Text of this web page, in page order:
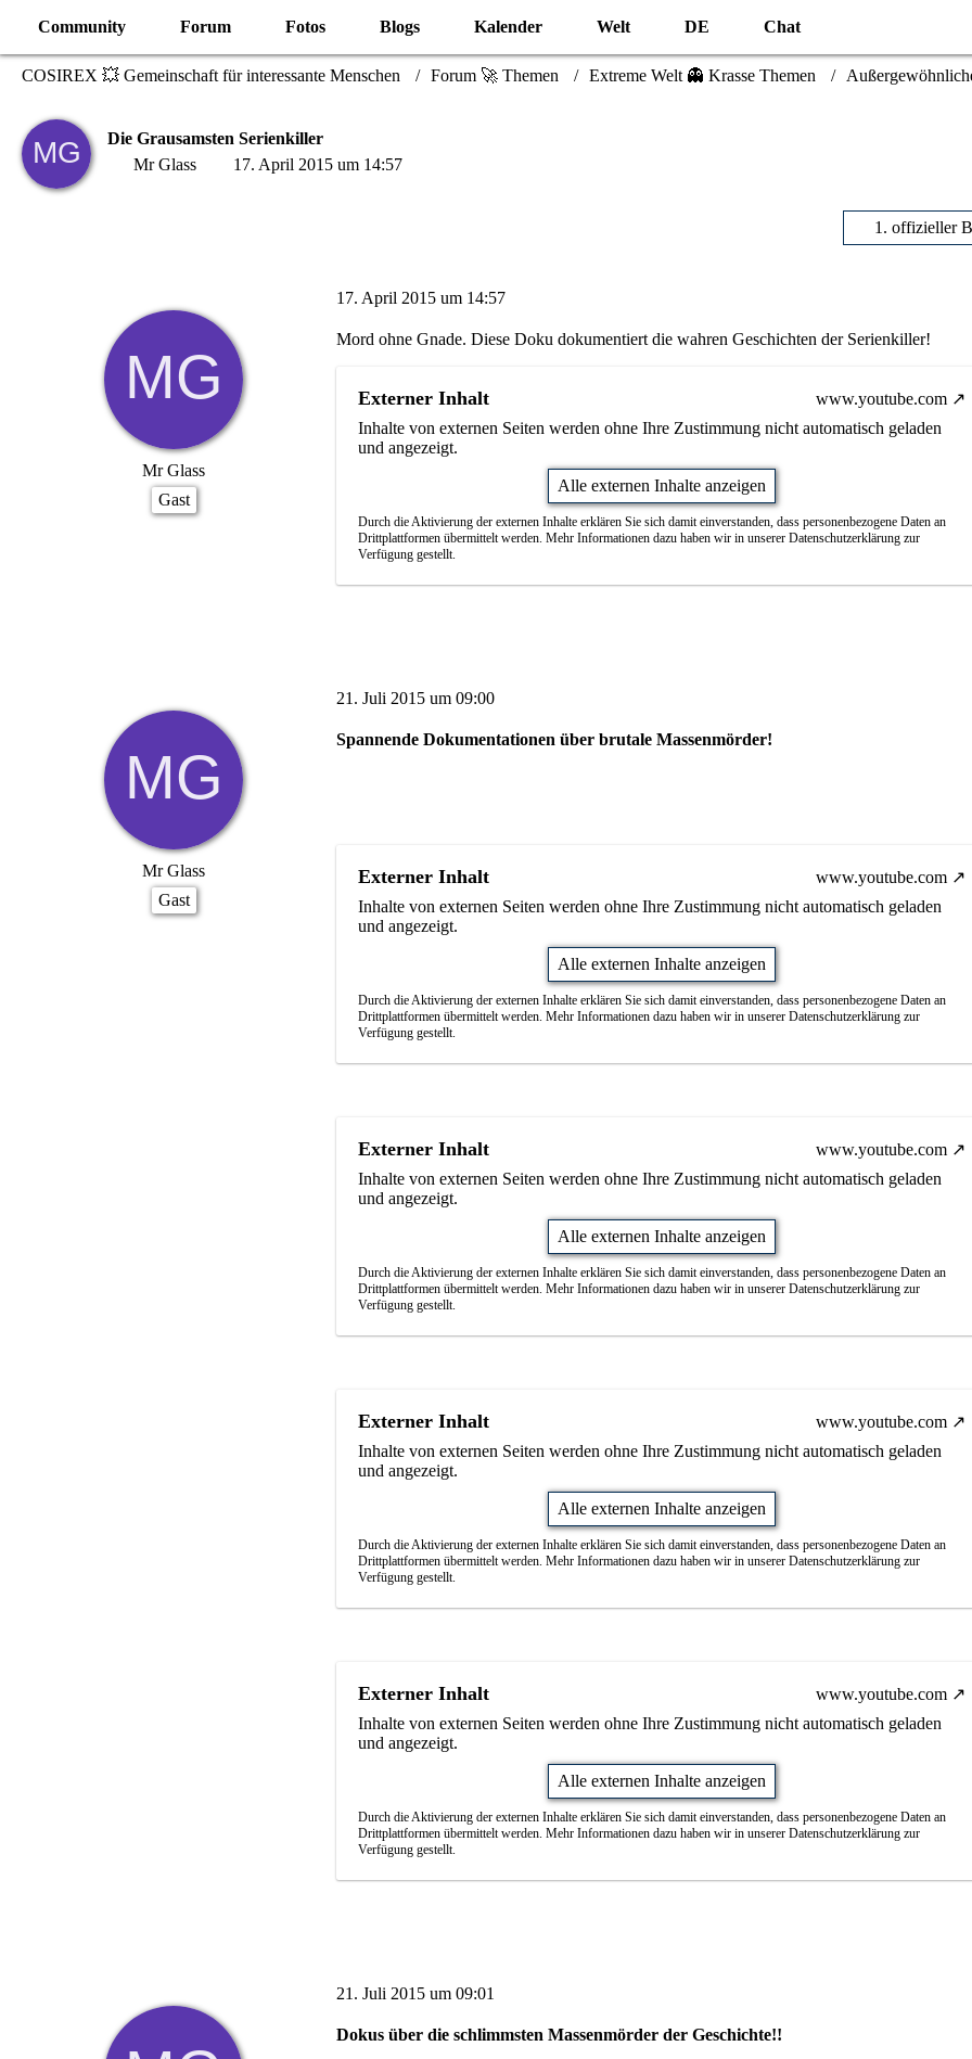
Community Forum Fotos Blogs Kalender Welt DE Chat
COSIREX 💥 Gemeinschaft für interessante Menschen Forum 🚀 Themen Extreme Welt 👻 Krasse Themen
Die Grausamsten Serienkiller
Mr Glass
17. April 2015 um 14:57
1. offizieller
Mr Glass
Gast
17. April 2015 um 14:57
Mord ohne Gnade. Diese Doku dokumentiert die wahren Geschichten der Serienkiller!
Externer Inhalt
www.youtube.com
Inhalte von externen Seiten werden ohne Ihre Zustimmung nicht automatisch geladen
und angezeigt.
Alle externen Inhalte anzeigen
Durch die Aktivierung der externen Inhalte erklären Sie sich damit einverstanden, dass personenbezogene Daten an
Drittplattformen übermittelt werden. Mehr Informationen dazu haben wir in unserer Datenschutzerklärung zur
Verfügung gestellt.
Mr Glass
Gast
21. Juli 2015 um 09:00
Spannende Dokumentationen über brutale Massenmörder!
Externer Inhalt
www.youtube.com
Inhalte von externen Seiten werden ohne Ihre Zustimmung nicht automatisch geladen
und angezeigt.
Alle externen Inhalte anzeigen
Durch die Aktivierung der externen Inhalte erklären Sie sich damit einverstanden, dass personenbezogene Daten an
Drittplattformen übermittelt werden. Mehr Informationen dazu haben wir in unserer Datenschutzerklärung zur
Verfügung gestellt.
Externer Inhalt
www.youtube.com
Inhalte von externen Seiten werden ohne Ihre Zustimmung nicht automatisch geladen
und angezeigt.
Alle externen Inhalte anzeigen
Durch die Aktivierung der externen Inhalte erklären Sie sich damit einverstanden, dass personenbezogene Daten an
Drittplattformen übermittelt werden. Mehr Informationen dazu haben wir in unserer Datenschutzerklärung zur
Verfügung gestellt.
Externer Inhalt
www.youtube.com
Inhalte von externen Seiten werden ohne Ihre Zustimmung nicht automatisch geladen
und angezeigt.
Alle externen Inhalte anzeigen
Durch die Aktivierung der externen Inhalte erklären Sie sich damit einverstanden, dass personenbezogene Daten an
Drittplattformen übermittelt werden. Mehr Informationen dazu haben wir in unserer Datenschutzerklärung zur
Verfügung gestellt.
Externer Inhalt
www.youtube.com
Inhalte von externen Seiten werden ohne Ihre Zustimmung nicht automatisch geladen
und angezeigt.
Alle externen Inhalte anzeigen
Durch die Aktivierung der externen Inhalte erklären Sie sich damit einverstanden, dass personenbezogene Daten an
Drittplattformen übermittelt werden. Mehr Informationen dazu haben wir in unserer Datenschutzerklärung zur
Verfügung gestellt.
21. Juli 2015 um 09:01
Dokus über die schlimmsten Massenmörder der Geschichte!!